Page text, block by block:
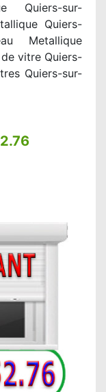
Quiers-sur-
Quiers-
Metallique
vitre Quiers-
Quiers-sur-